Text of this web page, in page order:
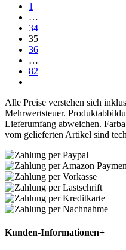
1
…
34
35
36
…
82
Alle Preise verstehen sich
Mehrwertsteuer.
Lieferumfang abweichen.
vom gelieferten Artikel sind
Kunden-Informationen+